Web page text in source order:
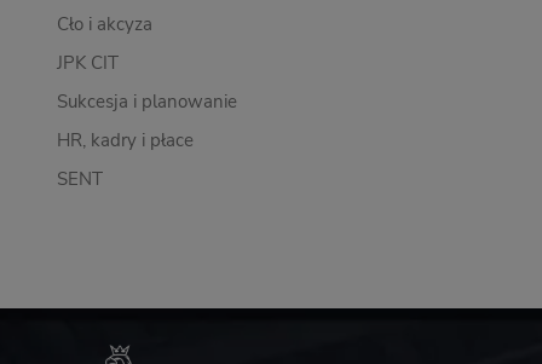
Cło i akcyza
JPK CIT
Sukcesja i planowanie
HR, kadry i płace
SENT